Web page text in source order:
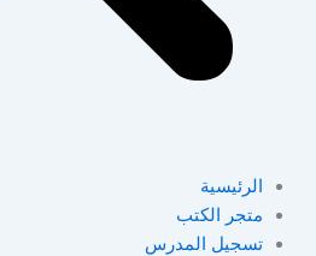
الرئيسية
متجر الكتب
تسجيل المدرس